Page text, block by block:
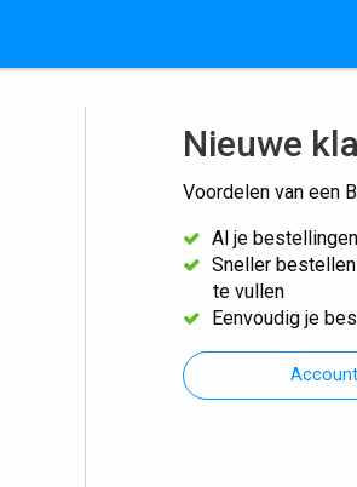
Nieuwe
Voordelen van een
Al je
Sneller
te vullen
Eenvoudig je